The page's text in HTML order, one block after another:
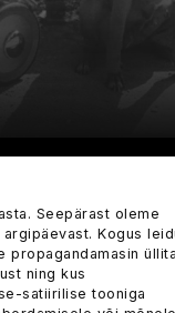
Seepärast oleme
Kogus
propagandamasin
ning kus
satiirilise tooniga